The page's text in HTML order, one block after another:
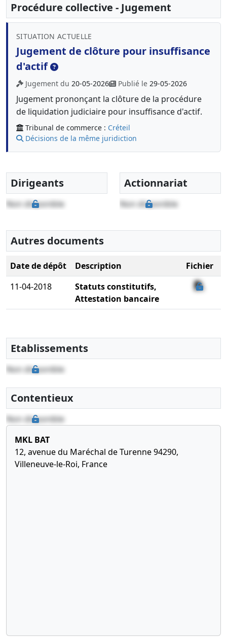
Procédure collective - Jugement
SITUATION ACTUELLE
Jugement de clôture pour insuffisance
d'actif
Jugement du 20-05-2026 Publié le 29-05-2026
Jugement prononçant la clôture de la procédure
de liquidation judiciaire pour insuffisance d'actif.
Tribunal de commerce : Créteil
Décisions de la même juridiction
Dirigeants
Non disponible
Actionnariat
Non disponible
Autres documents
Date de dépôt Description
Fichier
11-04-2018
Statuts constitutifs,
Attestation bancaire
Etablissements
Non disponible
Contentieux
Non disponible
MKL BAT
12, avenue du Maréchal de Turenne 94290,
Villeneuve-le-Roi, France